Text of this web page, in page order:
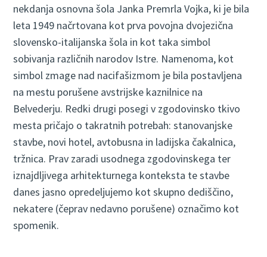
nekdanja osnovna šola Janka Premrla Vojka, ki je bila
leta 1949 načrtovana kot prva povojna dvojezična
slovensko-italijanska šola in kot taka simbol
sobivanja različnih narodov Istre. Namenoma, kot
simbol zmage nad nacifašizmom je bila postavljena
na mestu porušene avstrijske kaznilnice na
Belvederju. Redki drugi posegi v zgodovinsko tkivo
mesta pričajo o takratnih potrebah: stanovanjske
stavbe, novi hotel, avtobusna in ladijska čakalnica,
tržnica. Prav zaradi usodnega zgodovinskega ter
iznajdljivega arhitekturnega konteksta te stavbe
danes jasno opredeljujemo kot skupno dediščino,
nekatere (čeprav nedavno porušene) označimo kot
spomenik.